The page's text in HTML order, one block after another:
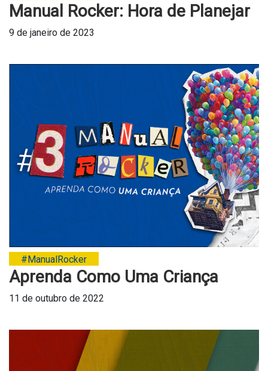
Manual Rocker: Hora de Planejar
9 de janeiro de 2023
#ManualRocker
Aprenda Como Uma Criança
11 de outubro de 2022